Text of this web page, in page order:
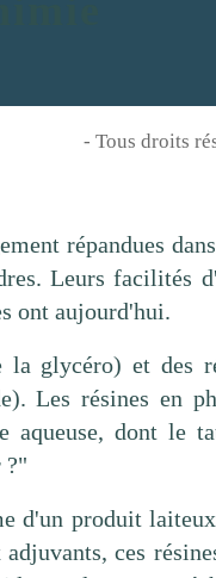
- Tous droits
répandues
Leurs facilités
ont aujourd'hui.
la glycéro) et des
Les résines en
aqueuse, dont le
?"
d'un produit
ces